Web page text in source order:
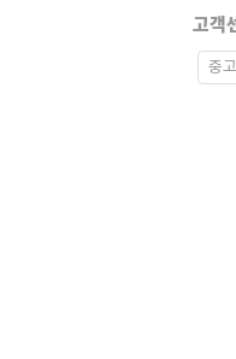
고객
중